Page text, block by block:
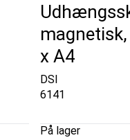
x A4
DSI
6141
På lager